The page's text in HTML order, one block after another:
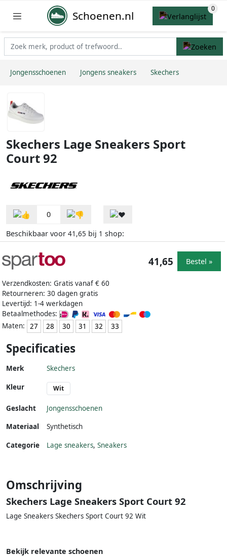
Schoenen.nl
Jongensschoenen Jongens sneakers Skechers
Skechers Lage Sneakers Sport
Court 92
0
Beschikbaar voor 41,65 bij 1 shop:
Verzendkosten: Gratis vanaf € 60
Retourneren: 30 dagen gratis
Levertijd: 1-4 werkdagen
Betaalmethodes:
Maten:
27 28 30 31 32 33
41,65 Bestel »
Specificaties
Merk Skechers
Kleur Wit
Geslacht
Jongensschoenen
Materiaal
Synthetisch
Categorie Lage sneakers, Sneakers
Omschrijving
Skechers Lage Sneakers Sport Court 92
Lage Sneakers Skechers Sport Court 92 Wit
Bekijk relevante schoenen